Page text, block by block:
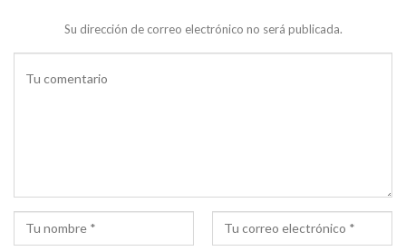
Su dirección de correo electrónico no será publicada.